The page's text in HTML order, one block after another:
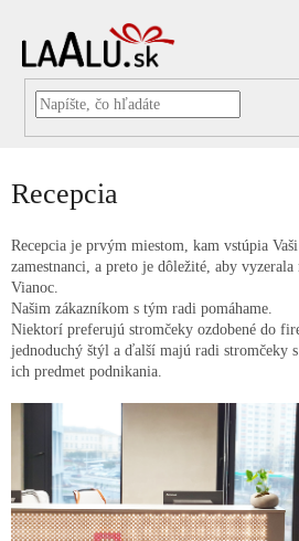
Recepcia
Recepcia je prvým miestom, kam vstúpia
zamestnanci, a preto je dôležité, aby vyzerala
Vianoc.
Našim zákazníkom s tým radi pomáhame.
Niektorí preferujú stromčeky ozdobené do
jednoduchý štýl a ďalší majú radi stromčeky
ich predmet podnikania.